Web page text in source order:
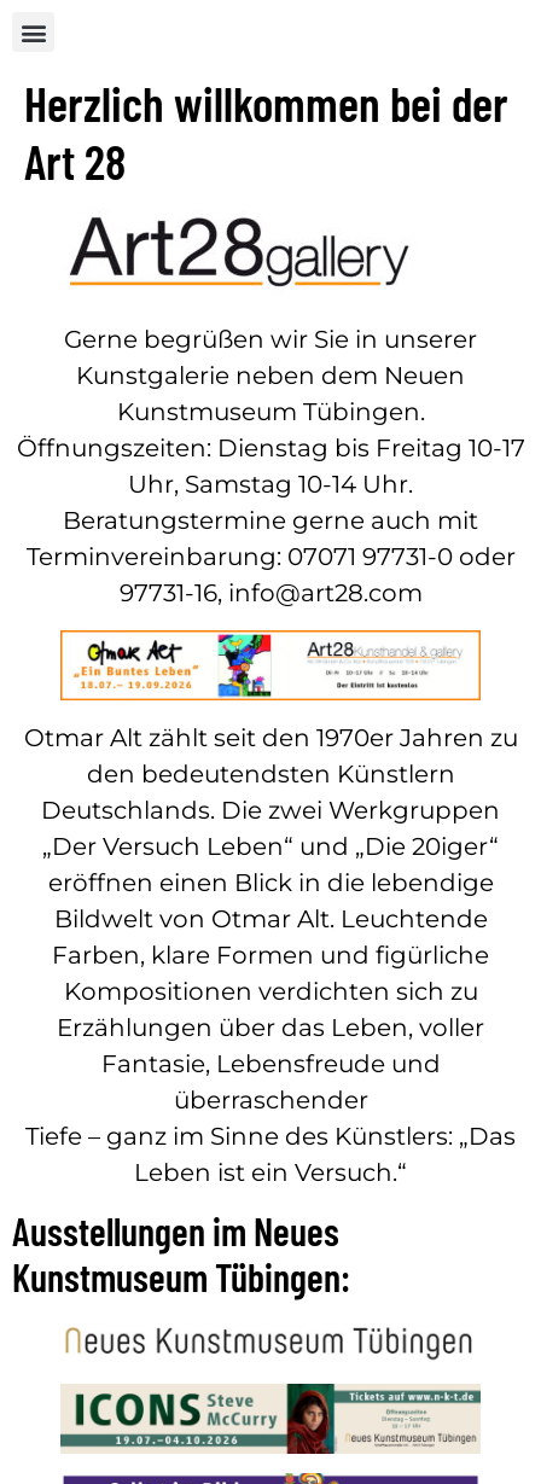
Herzlich willkommen bei der
Art 28
Gerne begrüßen wir Sie in unserer
Kunstgalerie neben dem Neuen
Kunstmuseum Tübingen.
Öffnungszeiten: Dienstag bis Freitag 10-17
Uhr, Samstag 10-14 Uhr.
Beratungstermine gerne auch mit
Terminvereinbarung: 07071 97731-0 oder
97731-16, info@art28.com
Otmar Alt zählt seit den 1970er Jahren zu
den bedeutendsten Künstlern
Deutschlands. Die zwei Werkgruppen
„Der Versuch Leben“ und „Die 20iger“
eröffnen einen Blick in die lebendige
Bildwelt von Otmar Alt. Leuchtende
Farben, klare Formen und figürliche
Kompositionen verdichten sich zu
Erzählungen über das Leben, voller
Fantasie, Lebensfreude und
überraschender
Tiefe – ganz im Sinne des Künstlers: „Das
Leben ist ein Versuch.“
Ausstellungen im Neues
Kunstmuseum Tübingen: